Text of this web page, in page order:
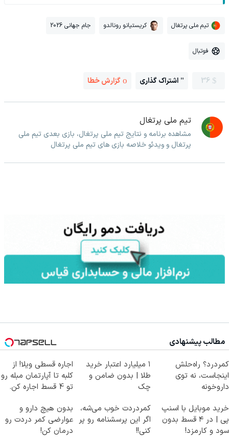
تیم ملی پرتغال کریستیانو رونالدو جام جهانی 2026
فوتبال
36 اشتراک گذاری گزارش خطا
تیم ملی پرتغال
مشاهده برنامه و نتایج تیم ملی پرتغال، بازی بعدی تیم ملی
پرتغال و ویدئو خلاصه بازی های تیم ملی پرتغال
مطالب پیشنهادی
کمردرد؟ راه‌حلش
اینجاست، نه توی
داروخونه
۱ میلیارد اعتبار خرید
طلا | بدون ضامن و
چک
اجاره‌ قسطی ویلا! از
کلبه تا آپارتمان مبله رو
تو 4 قسط اجاره کن.
خرید موبایل با اسنپ
پی | در ۴ قسط بدون
سود و کارمزد!
کمردردت خوب می‌شه،
اگر این پرسشنامه رو پر
کنی!!
بدون هیچ دارو و
عوارضی کمر دردت رو
درمان کن!